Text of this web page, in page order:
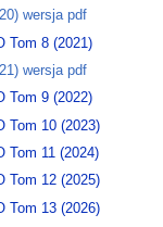
wersja pdf
Tom 8 (2021)
wersja pdf
Tom 9 (2022)
Tom 10 (2023)
Tom 11 (2024)
Tom 12 (2025)
Tom 13 (2026)